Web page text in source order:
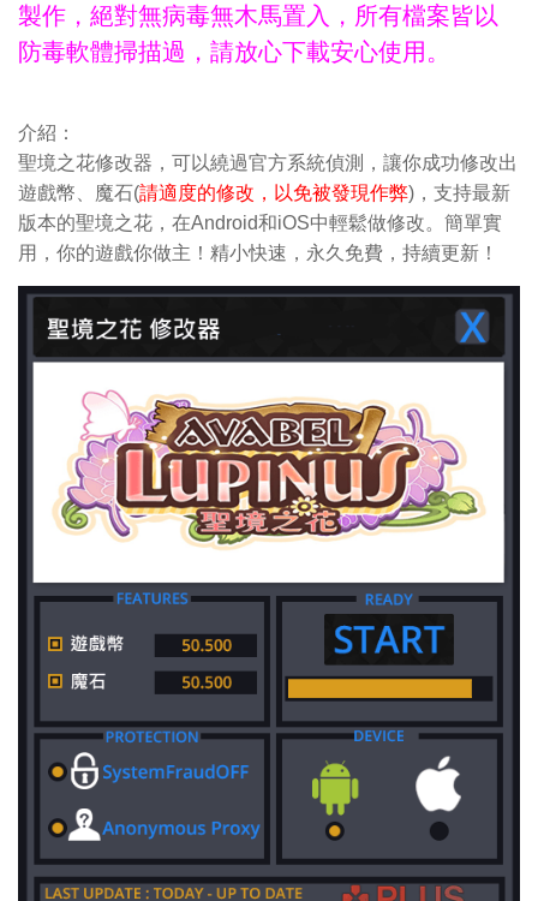
製作，絕對無病毒無木馬置入，所有檔案皆以
防毒軟體掃描過，請放心下載安心使用。
介紹：
聖境之花修改器，可以繞過官方系統偵測，讓你成功修改出
遊戲幣、魔石(請適度的修改，以免被發現作弊)，支持最新
版本的聖境之花，在Android和iOS中輕鬆做修改。簡單實
用，你的遊戲你做主！精小快速，永久免費，持續更新！